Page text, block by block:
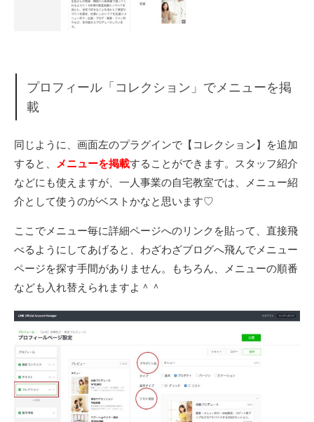
プロフィール「コレクション」でメニューを掲
載
同じように、画面左のプラグインで【コレクション】を追加
すると、
メニューを掲載することができます。スタッフ紹介
などにも使えますが、一人事業の自宅教室では、メニュー紹
介として使うのがベストかなと思います♡
ここでメニュー毎に詳細ページへのリンクを貼って、直接飛
べるようにしてあげると、わざわざブログへ飛んでメニュー
ページを探す手間がありません。もちろん、メニューの順番
なども入れ替えられますよ＾＾